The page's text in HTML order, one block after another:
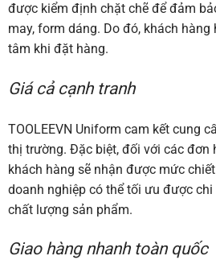
được kiểm định chặt chẽ để đảm
may, form dáng. Do đó, khách hàng
tâm khi đặt hàng.
Giá cả cạnh tranh
TOOLEEVN Uniform cam kết cung
thị trường. Đặc biệt, đối với các đơn
khách hàng sẽ nhận được mức
doanh nghiệp có thể tối ưu được
chất lượng sản phẩm.
Giao hàng nhanh toàn quốc